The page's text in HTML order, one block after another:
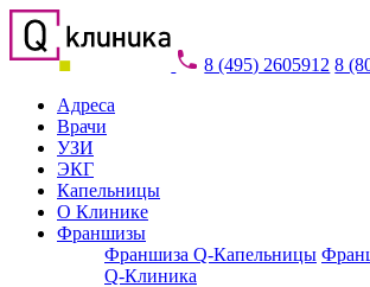
8 (495) 2605912 8
Адреса
Врачи
УЗИ
ЭКГ
Капельницы
О Клинике
Франшизы
Франшиза Q-Капельницы
Q-Клиника